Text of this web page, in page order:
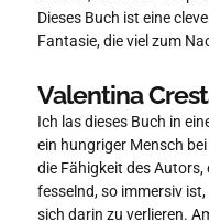
Dieses Buch ist eine
Fantasie, die viel zum
Valentina
Ich las dieses Buch in
ein hungriger Mensch
die Fähigkeit des Autors,
fesselnd, so immersiv
sich darin zu verlieren.